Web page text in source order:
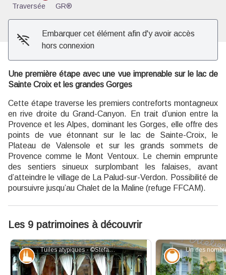
Traversée
GR®
Embarquer cet élément afin d'y avoir accès
hors connexion
Une première étape avec une vue imprenable sur le lac de
Sainte Croix et les grandes Gorges
Cette étape traverse les premiers contreforts montagneux
en rive droite du Grand-Canyon. En trait d’union entre la
Provence et les Alpes, dominant les Gorges, elle offre des
points de vue étonnant sur le lac de Sainte-Croix, le
Plateau de Valensole et sur les grands sommets de
Provence comme le Mont Ventoux. Le chemin emprunte
des sentiers sinueux surplombant les falaises, avant
d’atteindre le village de La Palud-sur-Verdon. Possibilité de
poursuivre jusqu’au Chalet de la Maline (refuge FFCAM).
Les 9 patrimoines à découvrir
Tuiles atypiques - ©Stefano Blanc - PNR Verdon
Patrimoine et histoire Savoir-faire